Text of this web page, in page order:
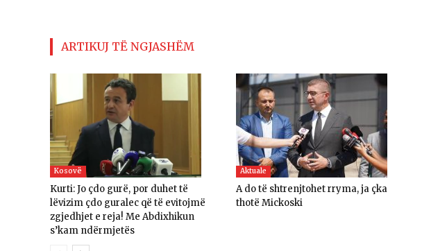
ARTIKUJ TË NGJASHËM
Kosovë
Kurti: Jo çdo gurë, por duhet të
lëvizim çdo guralec që të evitojmë
zgjedhjet e reja! Me Abdixhikun
s’kam ndërmjetës
Aktuale
A do të shtrenjtohet rryma, ja çka
thotë Mickoski